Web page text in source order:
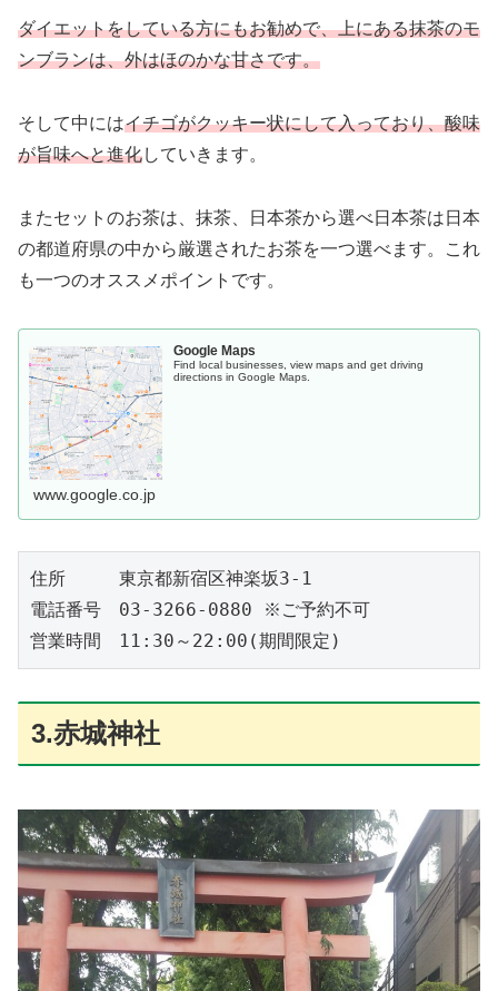
ダイエットをしている方にもお勧めで、上にある抹茶のモ
ンブランは、外はほのかな甘さです。
そして中にはイチゴがクッキー状にして入っており、酸味
が旨味へと進化していきます。
またセットのお茶は、抹茶、日本茶から選べ日本茶は日本
の都道府県の中から厳選されたお茶を一つ選べます。これ
も一つのオススメポイントです。
Google Maps
Find local businesses, view maps and get driving
directions in Google Maps.
www.google.co.jp
住所	東京都新宿区神楽坂3-1
電話番号	03-3266-0880 ※ご予約不可
営業時間	11:30～22:00(期間限定)
3.赤城神社